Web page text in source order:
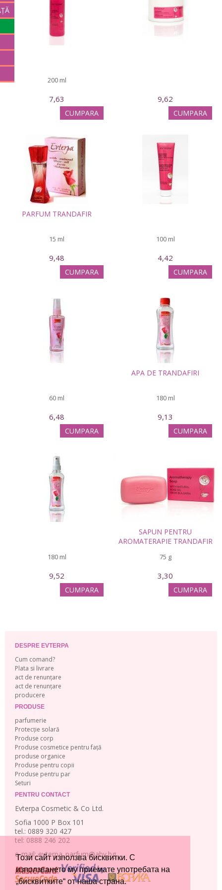
Този сайт използва бисквитки. С
използването му приемате употребата на
„бисквитките“ от наша страна.
200 ml
7,63
CUMPARA
9,62
CUMPARA
PARFUM TRANDAFIR
15 ml
9,48
CUMPARA
100 ml
4,42
CUMPARA
60 ml
6,48
CUMPARA
APA DE TRANDAFIRI
180 ml
9,13
CUMPARA
180 ml
9,52
CUMPARA
SAPUN PENTRU
AROMATERAPIE TRANDAFIR
75 g
3,30
CUMPARA
DESPRE EVTERPA
Cum comand?
Plata si livrare
act de renunțare
act de renunțare
producere
PRODUSE
parfumerie
Protecție solară
Produse corp
Produse cosmetice pentru față
produse organice
Produse pentru copii
Produse pentru par
Seturi
PENTRU CONTACT
Evterpa Cosmetic & Co Ltd.
Sofia 1000 P Box 101
tel.: 0889 320 427
tel: 0888 246 202
e-mail: evterpa_parfum@abv.bg